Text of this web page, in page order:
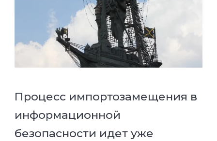
Процесс импортозамещения в
информационной
безопасности идет уже